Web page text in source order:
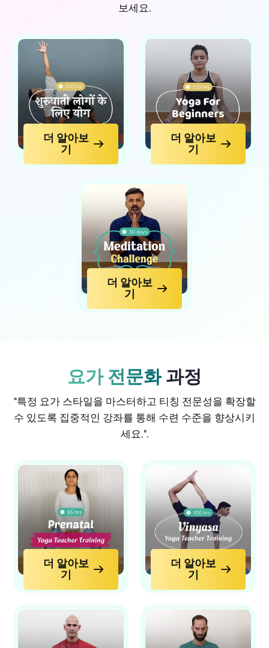
보세요.
더 알아보
기
더 알아보
기
더 알아보
기
요가 전문화 과정
"특정 요가 스타일을 마스터하고 티칭 전문성을 확장할
수 있도록 집중적인 강좌를 통해 수련 수준을 향상시키
세요.".
더 알아보
기
더 알아보
기